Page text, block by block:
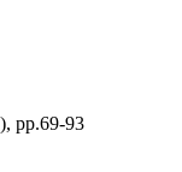
pp.69-93